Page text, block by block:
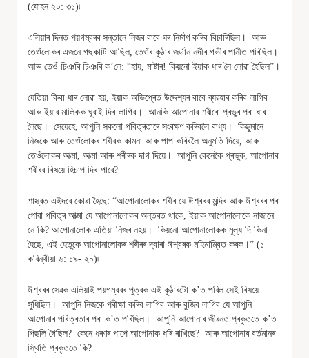
(যোহন ২০: ৩১)৷
এলিয়াৰ দিনত পয়গম্বৰৰ সন্তানে নিজৰ বাবে ঘৰ নিৰ্মাণ কৰিব বিচাৰিছিল। আৰু
তেওঁলোকৰ এজনে গছকাটি আছিল, তেওঁৰ কুঠাৰ জৰ্ডান নদীৰ গভীৰ পানীত পৰিছিল।
আৰু তেওঁ চিঞৰি চিঞৰি ক’লে: “হায়, মাষ্টাৰ! কিয়নো ইয়াক ধাৰ লৈ লোৱা হৈছিল”।
যেতিয়া কিবা ধাৰ লোৱা হয়, ইয়াক অভিপ্ৰেত উদ্দেশ্যৰ বাবে ব্যৱহাৰ কৰিব লাগিব
আৰু ইয়াৰ মালিকক ঘূৰাই দিব লাগিব। আনকি আপোনাৰ শৰীৰো প্ৰভুৰ পৰা ধাৰ
লৈছে। সেয়েহে, আপুনি সকলো পবিত্ৰতাৰে সংৰক্ষণ কৰিবলৈ বাধ্য। কিছুমানে
নিজকে আৰু তেওঁলোকৰ শৰীৰক কামনা আৰু পাপ কৰিবলৈ অনুমতি দিয়ে, আৰু
তেওঁলোকৰ আত্মা, আত্মা আৰু শৰীৰক দাগ দিয়ে। আপুনি কেনেকৈ প্ৰভুক, আপোনাৰ
শৰীৰৰ বিষয়ে হিচাপ দিব পাৰে?
শাস্ত্ৰত এইদৰে কোৱা হৈছে: “আপোনালোকৰ শৰীৰ যে ঈশ্বৰৰ মন্দিৰ আৰু ঈশ্বৰৰ পৰা
পোৱা পবিত্ৰ আত্মা যে আপোনালোকৰ অন্তৰত থাকে, ইয়াক আপোনালোকে নাজানে
নে কি? আপোনালোক এতিয়া নিজৰ নহয়। কিয়নো আপোনালোকক মূল্য দি কিনা
হৈছে; এই হেতুকে আপোনালোকৰ শৰীৰৰ দ্বাৰা ঈশ্বৰক মহিমাম্বিত কৰক।” (১
কৰিন্থীয়া ৬: ১৯- ২০)৷
ঈশ্বৰৰ সেৱক এলিয়াই পয়গম্বৰৰ পুত্ৰক এই কুঠাৰটো ক’ত পৰিল সেই বিষয়ে
সুধিছিল। আপুনি নিজকে পৰীক্ষা কৰিব লাগিব আৰু বুজিব লাগিব যে আপুনি
আপোনাৰ পবিত্ৰতাৰ পৰা ক’ত পৰিছিল। আপুনি আপোনাৰ জীৱনত প্ৰকৃততে ক’ত
পিছলি গৈছিল? কেনে ধৰণৰ পাপে আপোনাক ধৰি ৰাখিছে? আৰু আপোনাৰ বৰ্তমানৰ
স্থিতি প্ৰকৃততে কি?